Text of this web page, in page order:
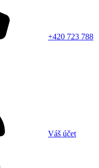
+420 723 788
Váš účet